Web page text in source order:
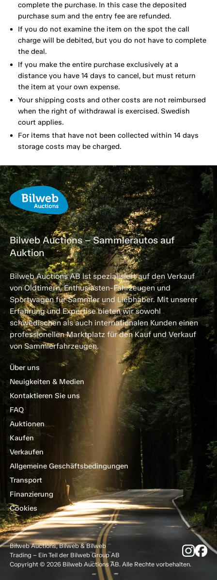
complete the purchase. In this case the deposited
purchase sum and the entry fee are refunded.
If you do not examine the item on the spot the call
charge will be debited, but you do not have to complete
the deal.
If you make the entire purchase exclusively at a
distance you have 14 days to cancel, but must return
the item at your own expense.
Your shipping costs and other costs are not reimbursed
when the right of withdrawal is exercised. Swedish
court applies.
For items that have not been collected within 14 days
storage costs may be charged.
Bilweb Auctions – Sammlerautos auf
Auktion
Bilweb Auctions AB ist spezialisiert auf den Verkauf
von Oldtimern, Enthusiasten-Fahrzeugen und
Sportwagen für Sammler und Liebhaber. Mit unserer
Erfahrung und Expertise bieten wir sowohl
schwedischen als auch internationalen Kunden einen
professionellen Marktplatz für den Kauf und Verkauf
von Sammlerfahrzeugen.
Über uns
Neuigkeiten & Medien
Kontaktieren Sie uns
FAQ
Auktionen
Kaufen
Verkaufen
Allgemeine Geschäftsbedingungen
Transport
Finanzierung
Cookies
Bilweb Auctions, Bilweb & Bilweb
Trading – Ein Teil der Bilweb Group AB
Copyright © 2026 Bilweb Auctions AB. Alle Rechte vorbehalten.